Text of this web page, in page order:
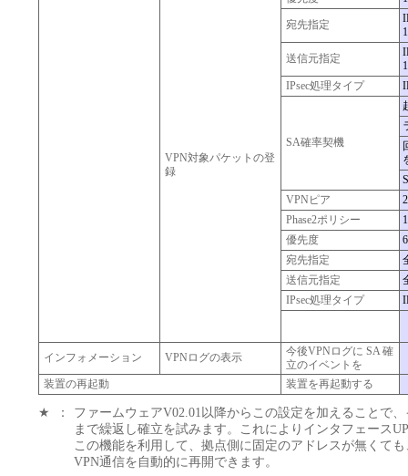
VPN対象パケットの登
録
宛先指定
送信元指定
IPsec処理タイプ
SA確率契機
VPNピア
Phase2ポリシー
1
優先度
宛先指定
送信元指定
IPsec処理タイプ
インフォメーション VPNログの表示
今後VPNログに SA 確
立のイベントを
装置の再起動 装置を再起動する
★ ：
ファームウェアV02.01以降からこの設定を加えることで
まで繰返し確立を試みます。これによりインタフェース
この機能を利用して、拠点側に固定のアドレスが無くて
VPN通信を自動的に再開できます。